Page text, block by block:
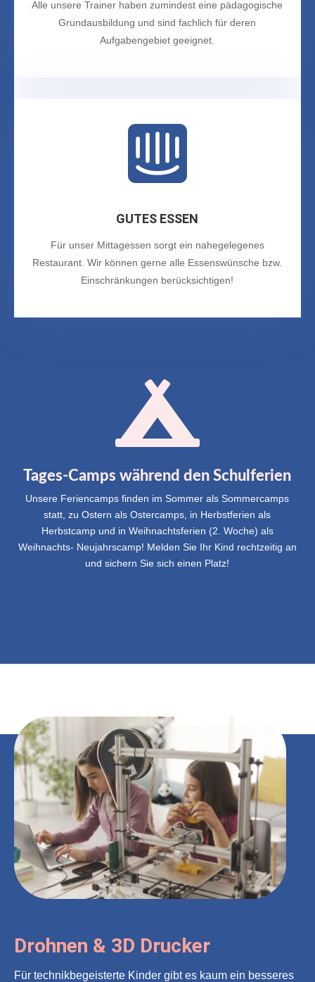
Alle unsere Trainer haben zumindest eine pädagogische
Grundausbildung und sind fachlich für deren
Aufgabengebiet geeignet.

GUTES ESSEN
Für unser Mittagessen sorgt ein nahegelegenes
Restaurant. Wir können gerne alle Essenswünsche bzw.
Einschränkungen berücksichtigen!

Tages-Camps während den Schulferien
Unsere Feriencamps finden im Sommer als Sommercamps
statt, zu Ostern als Ostercamps, in Herbstferien als
Herbstcamp und in Weihnachtsferien (2. Woche) als
Weihnachts- Neujahrscamp! Melden Sie Ihr Kind rechtzeitig an
und sichern Sie sich einen Platz!
Drohnen & 3D Drucker
Für technikbegeisterte Kinder gibt es kaum ein besseres